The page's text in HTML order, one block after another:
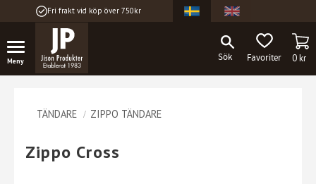
Fri frakt vid köp över 750kr
FAVORITER0kr
TÄNDARE ZIPPO TÄNDARE
Zippo Cross